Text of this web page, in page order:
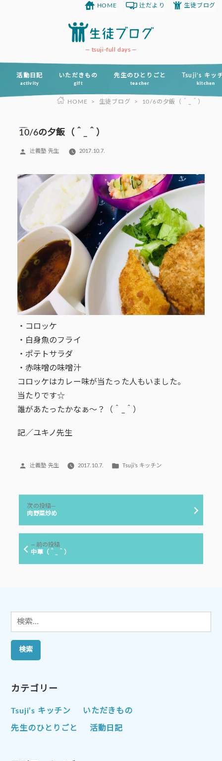
ツ
tsuji-full days
活動日記
activity
いただきもの
gift
先生のひとりごと
teacher
Tsuji’s キッ
kitchen
HOME 辻だより 生徒ブログ
HOME > 生徒ブログ > 10/6の夕飯（＾_＾）
10/6の夕飯（＾_＾）
投
辻義塾 先生 2017.10.7.
・コロッケ
・白身魚のフライ
・ポテトサラダ
・赤味噌の味噌汁
コロッケはカレー味が当たった人もいました。
当たりです☆
誰があたったかなぁ～？（＾_＾）
記／ユキノ先生
投
辻義塾 先生 2017.10.7.
カ
リ
Tsuji’s キッチン
ナ
ー
前の投稿前
の
中華（＾_＾）
次の投稿
の
肉野菜炒め
検
索:
カテゴリー
Tsuji’s キッチン いただきもの
先生のひとりごと 活動日記